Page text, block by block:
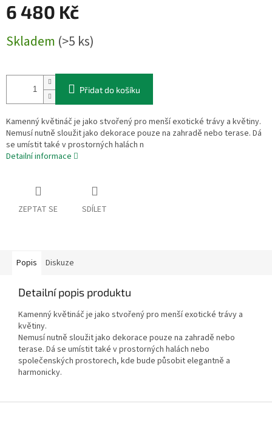
6 480 Kč
cena:
Skladem (>5 ks)
Přidat do košíku
Kamenný květináč je jako stvořený pro menší exotické trávy a květiny.
Nemusí nutně sloužit jako dekorace pouze na zahradě nebo terase. Dá
se umístit také v prostorných halách n
Detailní informace
ZEPTAT SE SDÍLET
Popis Diskuze
Detailní popis produktu
Kamenný květináč je jako stvořený pro menší exotické trávy a
květiny.
Nemusí nutně sloužit jako dekorace pouze na zahradě nebo
terase. Dá se umístit také v prostorných halách nebo
společenských prostorech, kde bude působit elegantně a
harmonicky.